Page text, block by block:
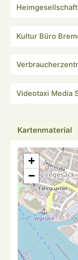
Kultur Büro
Videotaxi Media
Kartenmaterial
+
−